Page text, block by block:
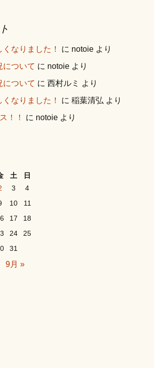
なりました！ に notoie より
について に notoie より
について に 西村ルミ
より
なりました！
に 稲葉清弘 より
！！
に notoie より
土
日
3
4
10
11
17
18
24
25
31
9月 »